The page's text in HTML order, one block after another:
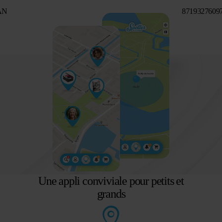
Une appli conviviale pour petits et
grands